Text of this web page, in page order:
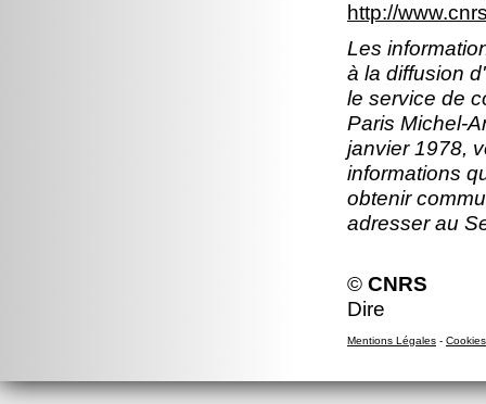
http://
Les
à la diffusion
le service de
Paris Michel-
janvier 1978,
informations
obtenir
adresser au
© CNRS
Dire
Mentions Légales - Cookies